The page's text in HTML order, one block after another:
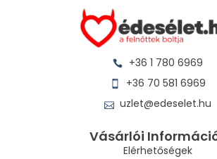
+36 1 780 6969
+36 70 581 6969
uzlet@edeselet.hu
Vásárlói
Elérhetőségek